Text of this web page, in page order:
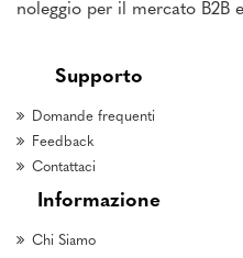
noleggio per il mercato B2B
Supporto
Domande frequenti
Feedback
Contattaci
Informazione
Chi Siamo